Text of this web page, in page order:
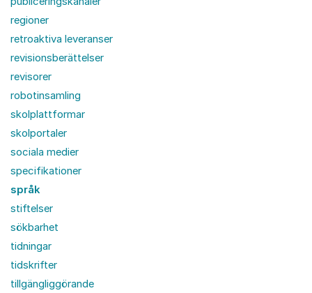
regioner
retroaktiva leveranser
revisionsberättelser
revisorer
robotinsamling
skolplattformar
skolportaler
sociala medier
specifikationer
språk
stiftelser
sökbarhet
tidningar
tidskrifter
tillgängliggörande